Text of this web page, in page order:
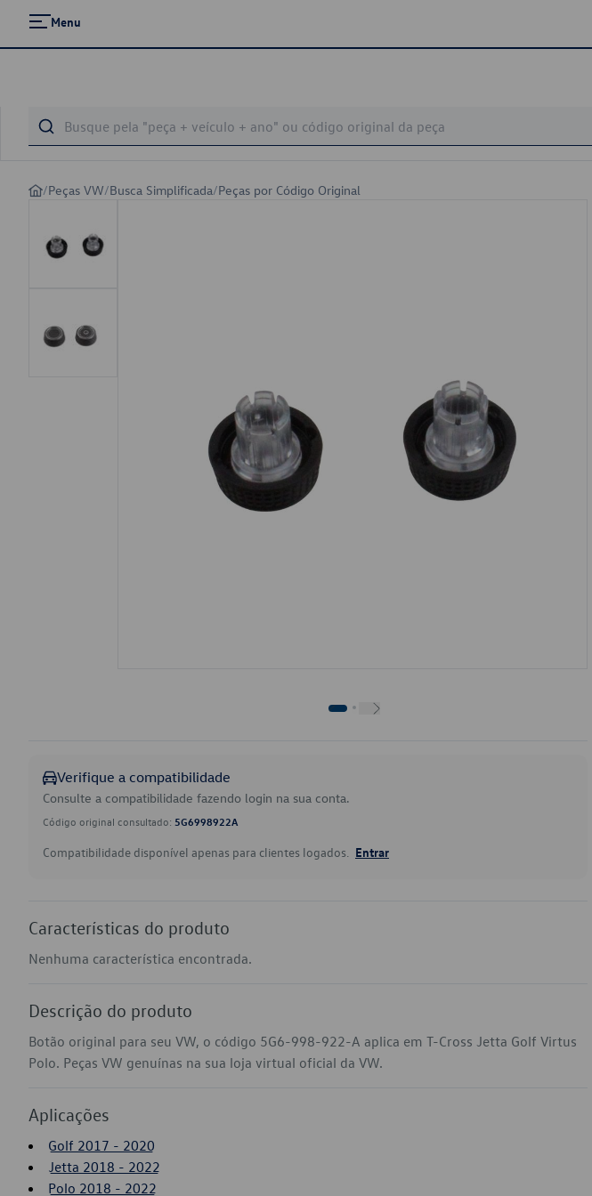
Menu
/Peças VW/Busca Simplificada/Peças por Código Original
Verifique a compatibilidade
Consulte a compatibilidade fazendo login na sua conta.
Código original consultado: 5G6998922A
Compatibilidade disponível apenas para clientes logados. Entrar
Características do produto
Nenhuma característica encontrada.
Descrição do produto
Botão original para seu VW, o código 5G6-998-922-A aplica em T-Cross Jetta Golf Virtus
Polo. Peças VW genuínas na sua loja virtual oficial da VW.
Aplicações
Golf 2017 - 2020
Jetta 2018 - 2022
Polo 2018 - 2022